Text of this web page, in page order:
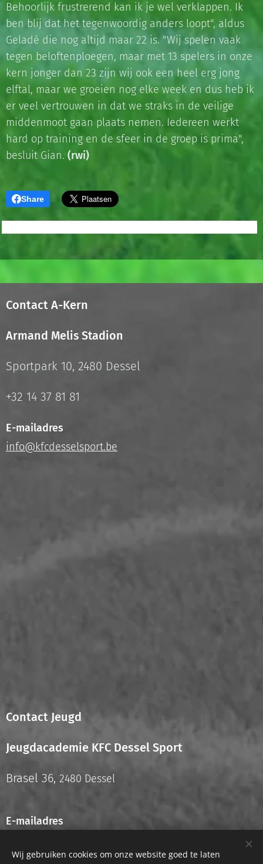
Behoorlijk frustrerend kan ik je wel verklappen. Ik
ben blij dat het tegenwoordig anders loopt", aldus
Geladé die nog altijd maar 22 is. "Wij spelen vaak
tegen beloftenploegen, maar met 13 spelers in onze
kern jonger dan 23 zijn wij ook een heel erg jong
elftal, maar we groeien nog elke week en dus heb ik
er veel vertrouwen in dat we straks in de veilige
middenmoot gaan plaats nemen. Iedereen werkt
hard op training en de sfeer in de groep is prima",
besluit Gian. (rwi)
Share
Contact A-Kern
Armand Melis Stadion
Sportpark 10, 2480 Dessel
+32 14 37 81 81
E-mailadres
info@kfcdesselsport.be
Contact Jeugd
Jeugdacademie KFC Dessel Sport
Brasel 36, 2480 Dessel
E-mailadres
Wij gebruiken cookies om onze website goed te laten